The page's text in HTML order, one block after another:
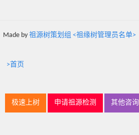
Made by 祖源树策划组 <祖缘树管理员名单>
>首页
极速上树 申请祖源检测 其他咨询